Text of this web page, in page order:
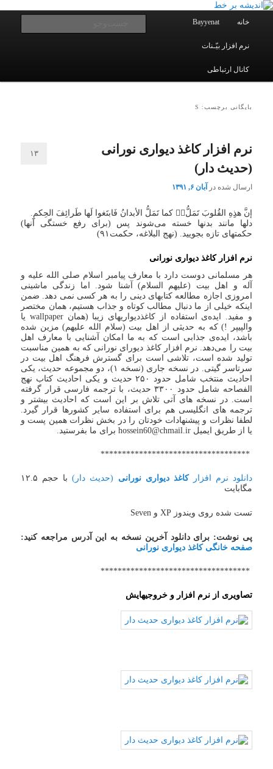
پرش
محتوای
پرش
محتوای
یادداشتهای یک معلم در باب زندگی، اخلاق، اخبار، علم و سیاست
خانه Bayyenat
نرم افزار بیّـنات
کانال ارتباطی
بایگانی برچسب: S
نرم افزار کاغذ دیواری نورانی
(حدیث دار)
ارسال شده در آبان ۶, ۱۳۹۱
۱۳
إن‎‏َّ هذِِهِ القُلوبَ تَمَلُّ‏‏‎ُّ کما تَمَلُّ الأبدانُ فَابتَغوا لَها طَرائِفَ الحِکمِ.
دلها مانند بدنها خسته می‌شوند پس (برای رفع خستگی آنها)
حکمتهای تازه بجویید. (نهج البلاغه، حکمت۹۱)
نرم افزارکاغذ دیواری نورانی
هر مسلمانی دوست دارد با معارف پیامبر اسلام صلی الله علیه و
آله و اهل بیت (علیهم السلام) آشنا شود. اما زندگی ماشینی
امروزی اجازه مطالعه کتابهای دینی را به هر کسی نمی دهد. ضمن
اینکه خیلی از ما دنبال مطالب کوتاه و جذاب هستیم، همان مختصر
و مفید. ایده‌ی استفاده از کاغذدیواریهای زیبا (همان wallpaper یا
والپیپر !) که به حدیثی از اهل بیت (سلام الله علیهم) مزین شده
باشد، ایده‌ی جذابی است که به ما امکان آشنایی با معارف اهل
بیت را می‌دهد. نرم افزار کاغذ دیورای نورانی که به همین مناسبت
تولید شده است، تلاشی است برای گسترش فرهنگ اهل بیت در
سرتاسر گیتی. در نسخه جاری (نسخه ۱)، دو مجموعه حدیث، یکی
احادیث منتخب شامل حدود ۲۵۰ حدیث و یکی احادیث کتاب نهج
الفصاحه شامل حدود ۳۳۰۰ حدیث، با ترجمه فارسی قرار گرفته
است. در نسخه های آتی تلاش بر این است که احادیث بیشتر و
ترجمه های انگلیسی هم برای استفاده سایر کشورها قرار گیرد.
لطفا نظرات و پیشنهادات خودتان را در بخش نظرات همین پست و
یا از طریق ایمیل hossein60@chmail.ir برای ما بفرستید.
***********************************
دانلود نرم افزارکاغذ دیواری نورانی (حدیث دار)
با حجم ۱۲.۵
مگابایت
تست شده روی ویندوز XP و Seven
پی نوشت: برای دانلود آخرین نسخه به این آدرس مراجعه کنید:
صفحه خانگی کاغذ دیواری نورانی
***********************************
تصاویری از نرم افزار و خروجیهایش